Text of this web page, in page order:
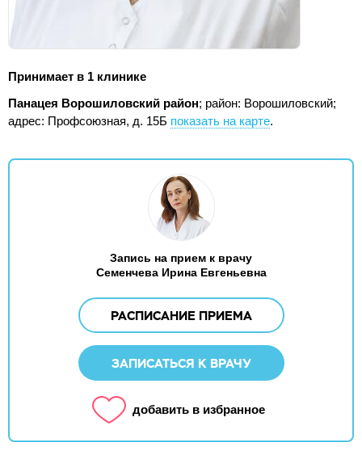
Принимает в 1 клинике
Панацея Ворошиловский район; район: Ворошиловский;
адрес: Профсоюзная, д. 15Б показать на карте.
Запись на прием к врачу
Семенчева Ирина Евгеньевна
РАСПИСАНИЕ ПРИЕМА
ЗАПИСАТЬСЯ К ВРАЧУ
добавить в избранное